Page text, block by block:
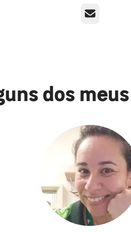
E-mail
dos